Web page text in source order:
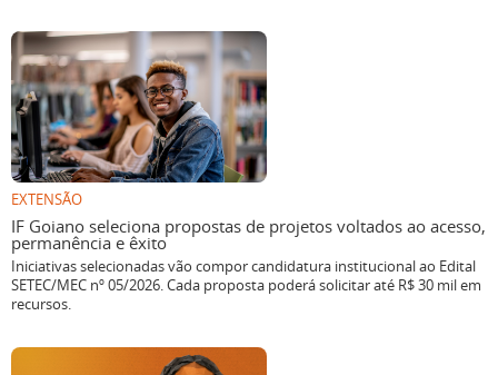
EXTENSÃO
IF Goiano seleciona propostas de projetos voltados ao acesso,
permanência e êxito
Iniciativas selecionadas vão compor candidatura institucional ao Edital
SETEC/MEC nº 05/2026. Cada proposta poderá solicitar até R$ 30 mil em
recursos.